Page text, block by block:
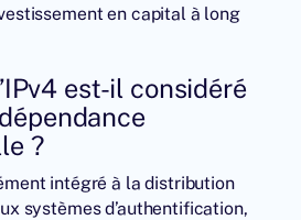
en capital à long
est-il considéré
?
intégré à la distribution
systèmes d’authentification,